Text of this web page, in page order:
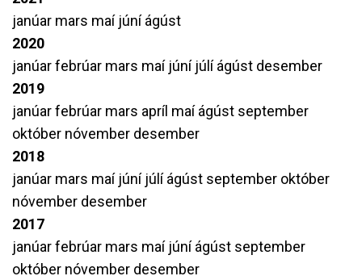
janúar mars maí júníágúst
2020
janúarfebrúar mars maí júní júlíágúst desember
2019
janúarfebrúar mars apríl maíágúst september
október nóvember desember
2018
janúar mars maí júní júlíágúst september október
nóvember desember
2017
janúarfebrúar mars maí júníágúst september
október nóvember desember